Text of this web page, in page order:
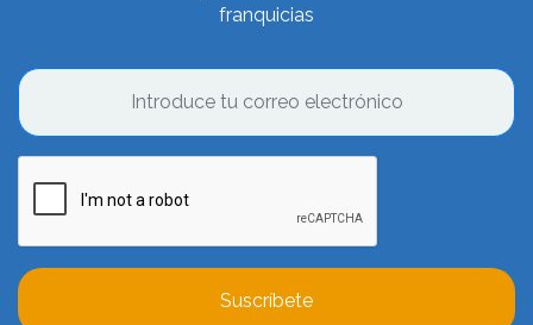
franquicias
Suscríbete